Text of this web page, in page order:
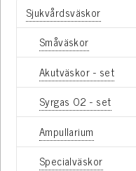
Sjukvårdsväskor
Småväskor
Akutväskor - set
Syrgas O2 - set
Ampullarium
Specialväskor